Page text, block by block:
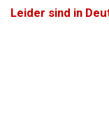
Leider sind in